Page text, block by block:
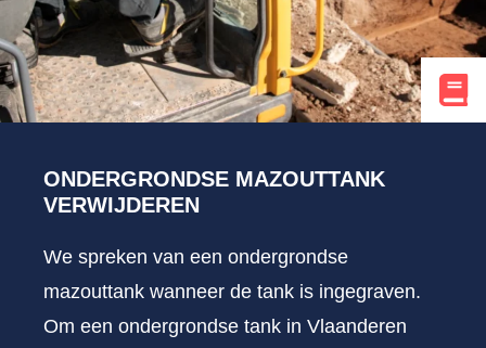
ONDERGRONDSE MAZOUTTANK
VERWIJDEREN
We spreken van een ondergrondse
mazouttank wanneer de tank is ingegraven.
Om een ondergrondse tank in Vlaanderen